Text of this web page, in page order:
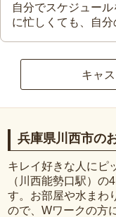
自分でスケジュー
に忙しくても、自分
キャ
兵庫県川西市の
キレイ好きな人にピ
（川西能勢口駅）
す。お部屋や水まわ
ので、Wワークの方